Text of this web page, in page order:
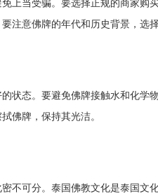
上当受骗。要选择正规的商家购
注意佛牌的年代和历史背景，选
状态。要避免佛牌接触水和化学
佛牌，保持其光洁。
不可分。泰国佛教文化是泰国文